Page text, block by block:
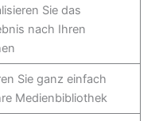
Sie das
nach Ihren
Sie ganz einfach
Medienbibliothek